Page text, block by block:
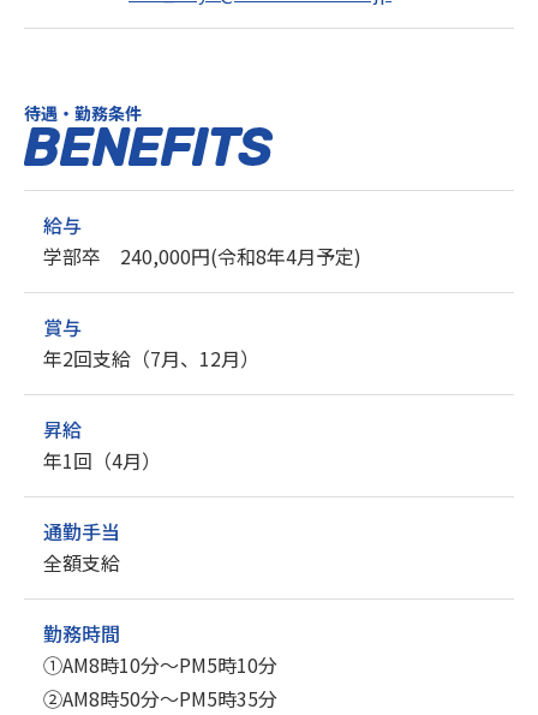
待遇・勤務条件
BENEFITS
給与
学部卒 240,000円(令和8年4月予定)
賞与
年2回支給（7月、12月）
昇給
年1回（4月）
通勤手当
全額支給
勤務時間
①AM8時10分～PM5時10分
②AM8時50分～PM5時35分